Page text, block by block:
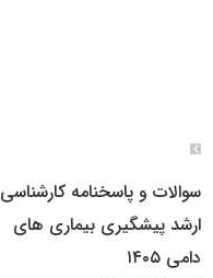
سوالات و پاسخنامه کارشناسی
ارشد پیشگیری بیماری های
دامی ۱۴۰۵